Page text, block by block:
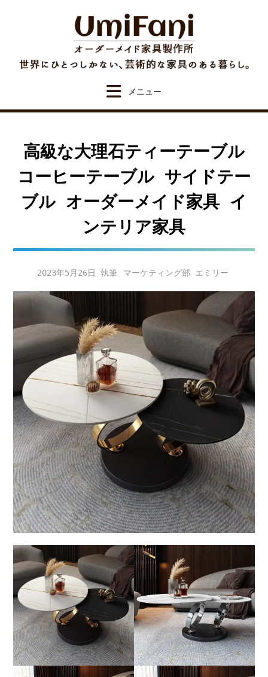
高級な大理石ティーテーブル
コーヒーテーブル サイドテー
ブル オーダーメイド家具 イ
ンテリア家具
2023年5月26日 マーケティング部 エミリー